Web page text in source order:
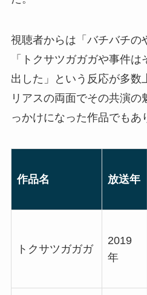
視聴者からは「バチバチの
「トクサツガガガや事件
出した」という反応が多数
リアスの両面でその共演の
っかけになった作品でもあ
作品名 放送年
トクサツガガガ
2019
年